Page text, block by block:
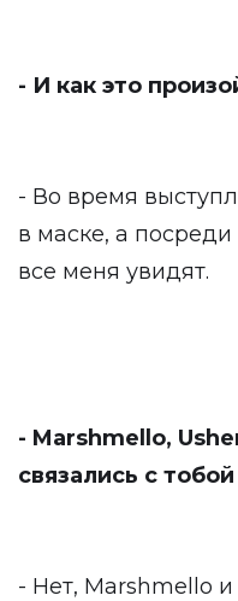
- И как это
- Во время
в маске, а
все меня увидят.
- Marshmello,
связались с
- Нет, Marshmello